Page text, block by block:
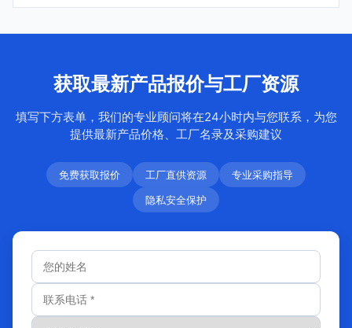
获取最新产品报价与工厂资源
填写下方表单，我们的专业顾问将在24小时内与您联系，为您
提供最新产品价格、工厂名录及采购建议
免费获取报价 工厂直供资源
专业采购指导
隐私安全保护